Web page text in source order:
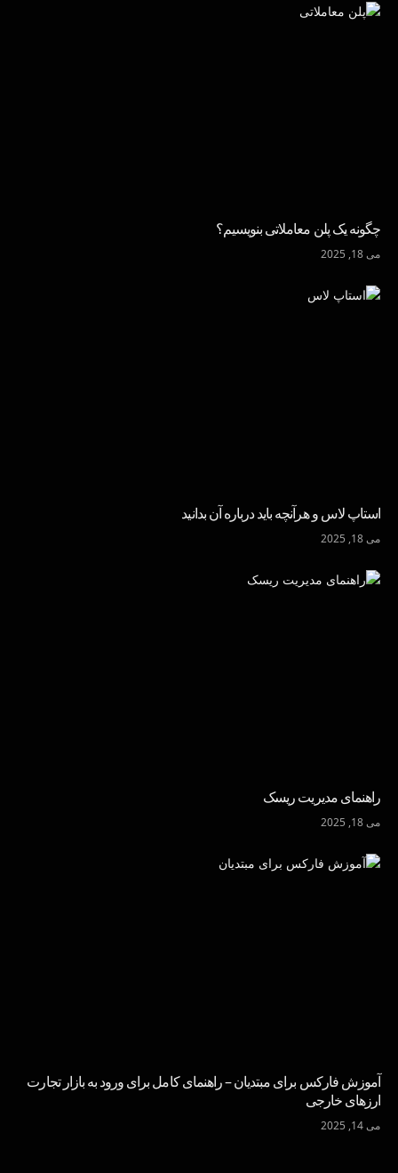
چگونه یک پلن معاملاتی بنویسیم؟
می 18, 2025
استاپ لاس و هرآنچه باید درباره آن بدانید
می 18, 2025
راهنمای مدیریت ریسک
می 18, 2025
آموزش فارکس برای مبتدیان – راهنمای کامل برای ورود به بازار تجارت
ارزهای خارجی
می 14, 2025